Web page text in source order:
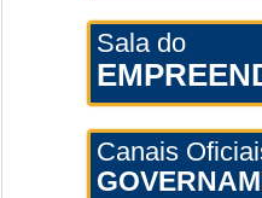
Sala do
Canais